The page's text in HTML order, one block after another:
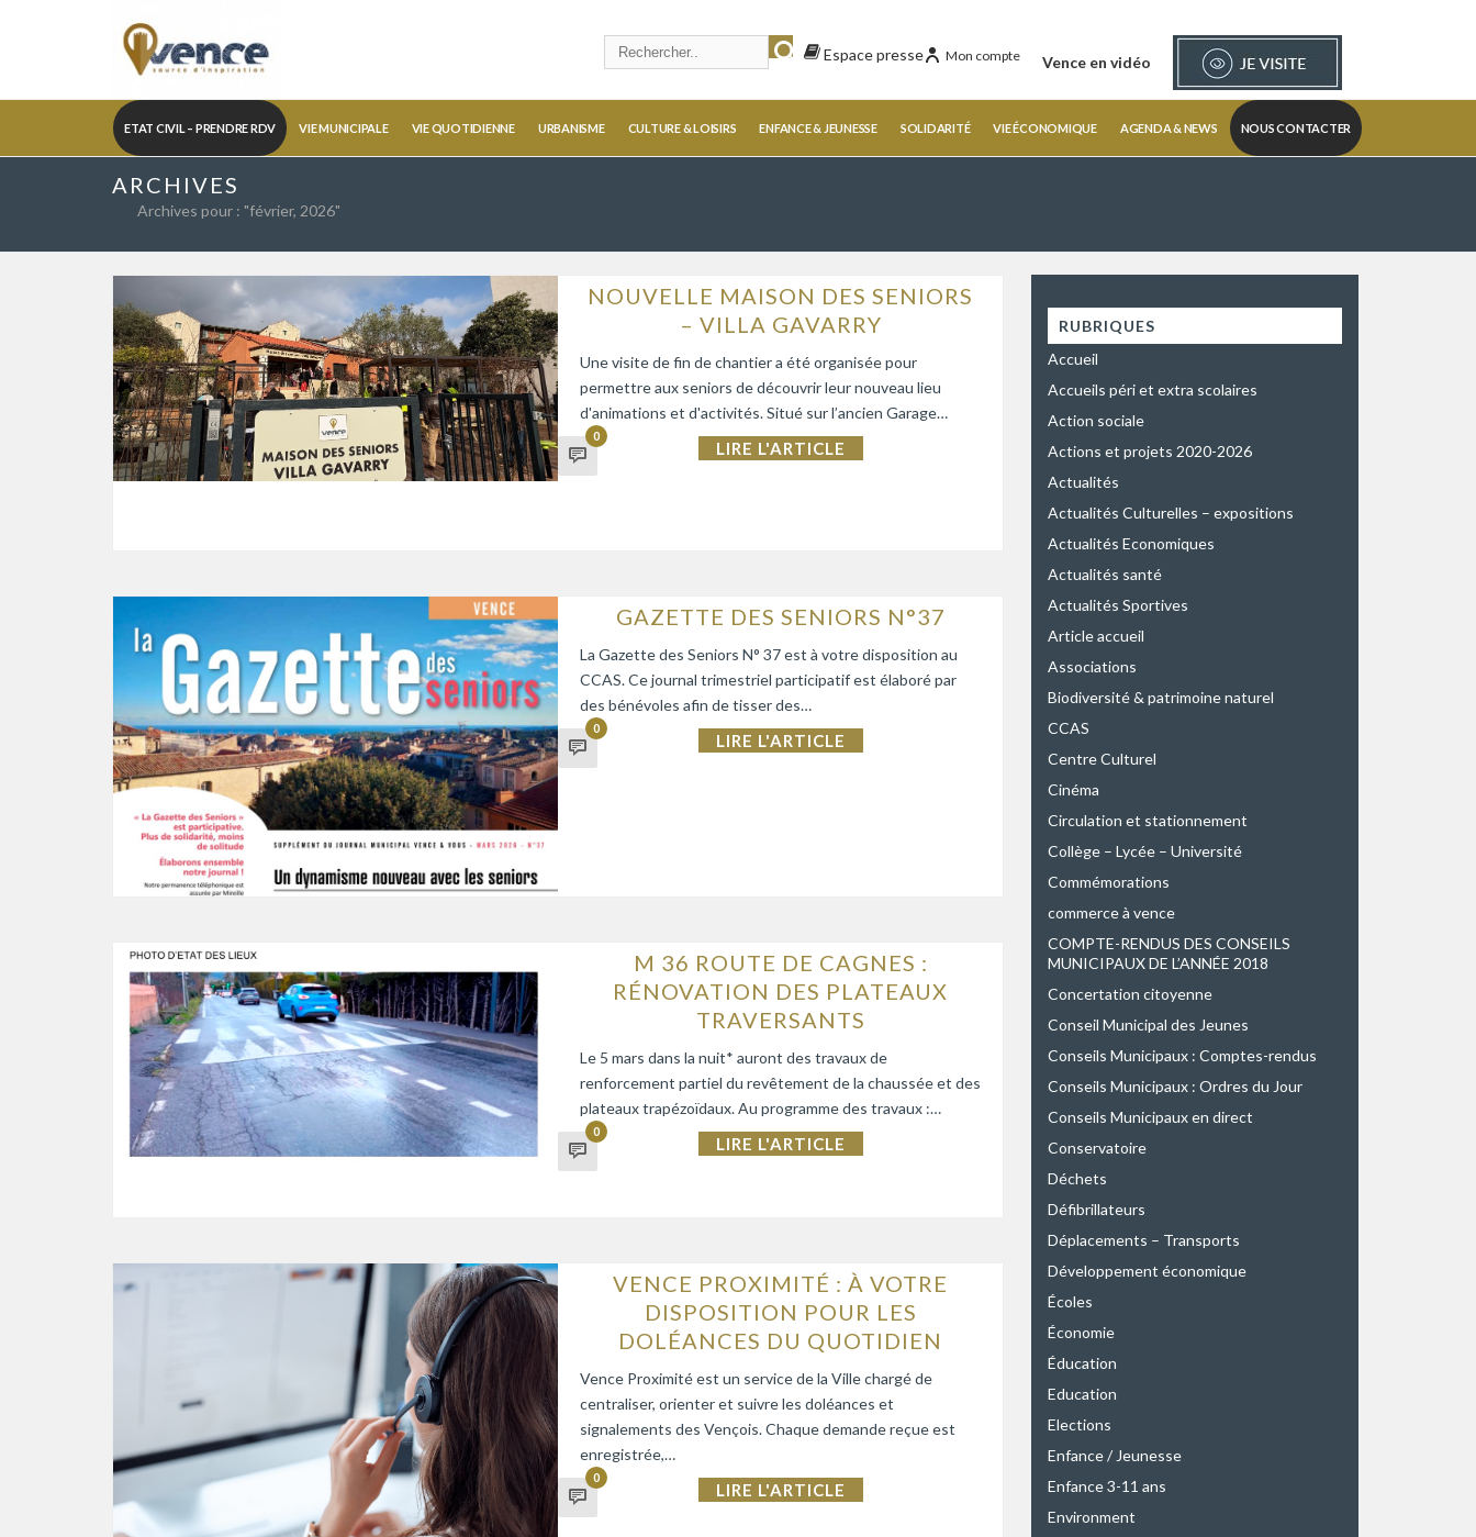
Vence en vidéo
Mon compte
Espace presse
ETAT CIVIL – PRENDRE RDV VIE MUNICIPALE VIE QUOTIDIENNE URBANISME CULTURE & LOISIRS ENFANCE & JEUNESSE SOLIDARITÉ VIE ÉCONOMIQUE AGENDA & NEWS NOUS CONTACTER
ARCHIVES
Archives pour : "février, 2026"
NOUVELLE MAISON DES SENIORS
– VILLA GAVARRY
Une visite de fin de chantier a été organisée pour
permettre aux seniors de découvrir leur nouveau lieu
d'animations et d'activités. Situé sur l’ancien Garage…
0
LIRE L'ARTICLE
GAZETTE DES SENIORS N°37
La Gazette des Seniors N° 37 est à votre disposition au
CCAS. Ce journal trimestriel participatif est élaboré par
des bénévoles afin de tisser des…
0
LIRE L'ARTICLE
M 36 ROUTE DE CAGNES :
RÉNOVATION DES PLATEAUX
TRAVERSANTS
Le 5 mars dans la nuit* auront des travaux de
renforcement partiel du revêtement de la chaussée et des
plateaux trapézoïdaux. Au programme des travaux :…
0
LIRE L'ARTICLE
VENCE PROXIMITÉ : À VOTRE
DISPOSITION POUR LES
DOLÉANCES DU QUOTIDIEN
Vence Proximité est un service de la Ville chargé de
centraliser, orienter et suivre les doléances et
signalements des Vençois. Chaque demande reçue est
enregistrée,…
0
LIRE L'ARTICLE
RUBRIQUES
Accueil
Accueils péri et extra scolaires
Action sociale
Actions et projets 2020-2026
Actualités
Actualités Culturelles – expositions
Actualités Economiques
Actualités santé
Actualités Sportives
Article accueil
Associations
Biodiversité & patrimoine naturel
CCAS
Centre Culturel
Cinéma
Circulation et stationnement
Collège – Lycée – Université
Commémorations
commerce à vence
COMPTE-RENDUS DES CONSEILS
MUNICIPAUX DE L’ANNÉE 2018
Concertation citoyenne
Conseil Municipal des Jeunes
Conseils Municipaux : Comptes-rendus
Conseils Municipaux : Ordres du Jour
Conseils Municipaux en direct
Conservatoire
Déchets
Défibrillateurs
Déplacements – Transports
Développement économique
Écoles
Économie
Éducation
Education
Elections
Enfance / Jeunesse
Enfance 3-11 ans
Environment